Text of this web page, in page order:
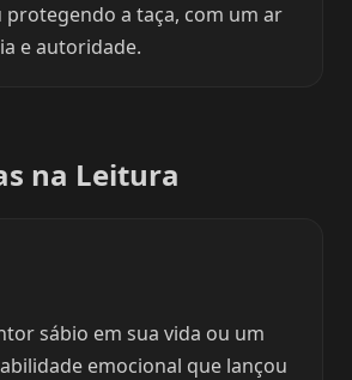
a taça, com um ar
e autoridade.
na Leitura
sábio em sua vida ou um
emocional que lançou